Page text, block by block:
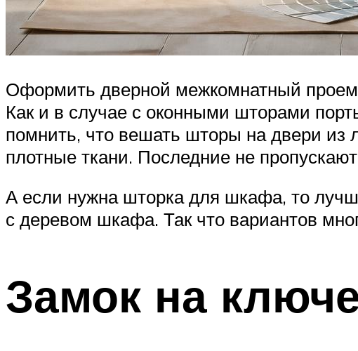
Оформить дверной межкомнатный проем
Как и в случае с оконными шторами
помнить, что вешать шторы на двери из
плотные ткани. Последние не
А если нужна шторка для шкафа, то
с деревом шкафа. Так что вариантов
Замок на